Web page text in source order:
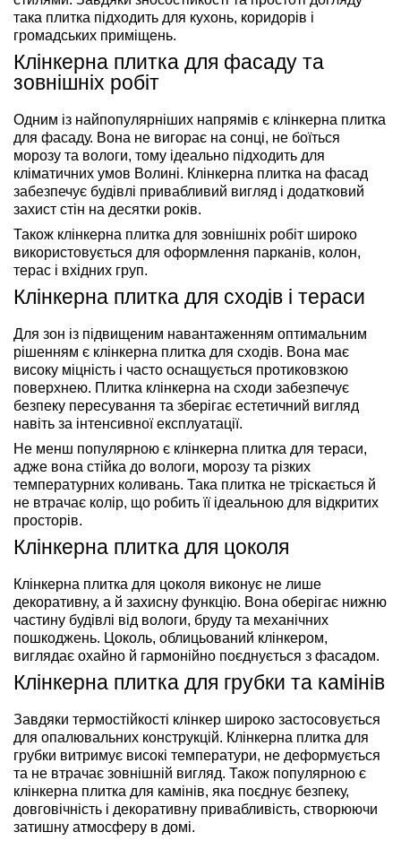
така плитка підходить для кухонь, коридорів і
громадських приміщень.
Клінкерна плитка для фасаду та
зовнішніх робіт
Одним із найпопулярніших напрямів є клінкерна плитка
для фасаду. Вона не вигорає на сонці, не боїться
морозу та вологи, тому ідеально підходить для
кліматичних умов Волині. Клінкерна плитка на фасад
забезпечує будівлі привабливий вигляд і додатковий
захист стін на десятки років.
Також клінкерна плитка для зовнішніх робіт широко
використовується для оформлення парканів, колон,
терас і вхідних груп.
Клінкерна плитка для сходів і тераси
Для зон із підвищеним навантаженням оптимальним
рішенням є клінкерна плитка для сходів. Вона має
високу міцність і часто оснащується протиковзкою
поверхнею. Плитка клінкерна на сходи забезпечує
безпеку пересування та зберігає естетичний вигляд
навіть за інтенсивної експлуатації.
Не менш популярною є клінкерна плитка для тераси,
адже вона стійка до вологи, морозу та різких
температурних коливань. Така плитка не тріскається й
не втрачає колір, що робить її ідеальною для відкритих
просторів.
Клінкерна плитка для цоколя
Клінкерна плитка для цоколя виконує не лише
декоративну, а й захисну функцію. Вона оберігає нижню
частину будівлі від вологи, бруду та механічних
пошкоджень. Цоколь, облицьований клінкером,
виглядає охайно й гармонійно поєднується з фасадом.
Клінкерна плитка для грубки та камінів
Завдяки термостійкості клінкер широко застосовується
для опалювальних конструкцій. Клінкерна плитка для
грубки витримує високі температури, не деформується
та не втрачає зовнішній вигляд. Також популярною є
клінкерна плитка для камінів, яка поєднує безпеку,
довговічність і декоративну привабливість, створюючи
затишну атмосферу в домі.